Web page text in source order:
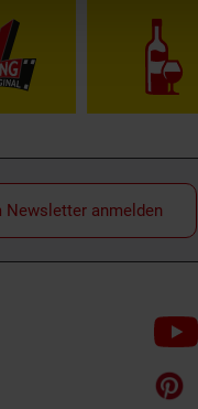
Newsletter anmelden
Folge
uns
auf